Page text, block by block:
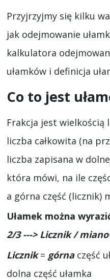
Przyjrzyjmy się kilku
jak odejmowanie
kalkulatora
ułamków i definicja
Co to jest
Frakcja jest
liczba całkowita (na
liczba zapisana w
która mówi, na ile
a górna część (licznik)
Ułamek można
2/3 ---> Licznik /
Licznik= górna część
dolna część ułamka